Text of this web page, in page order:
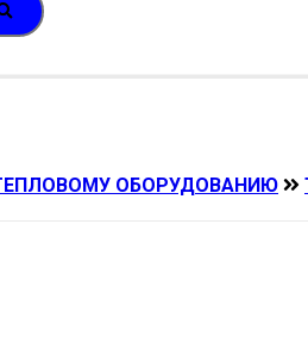
ОБОРУДОВАНИЮ